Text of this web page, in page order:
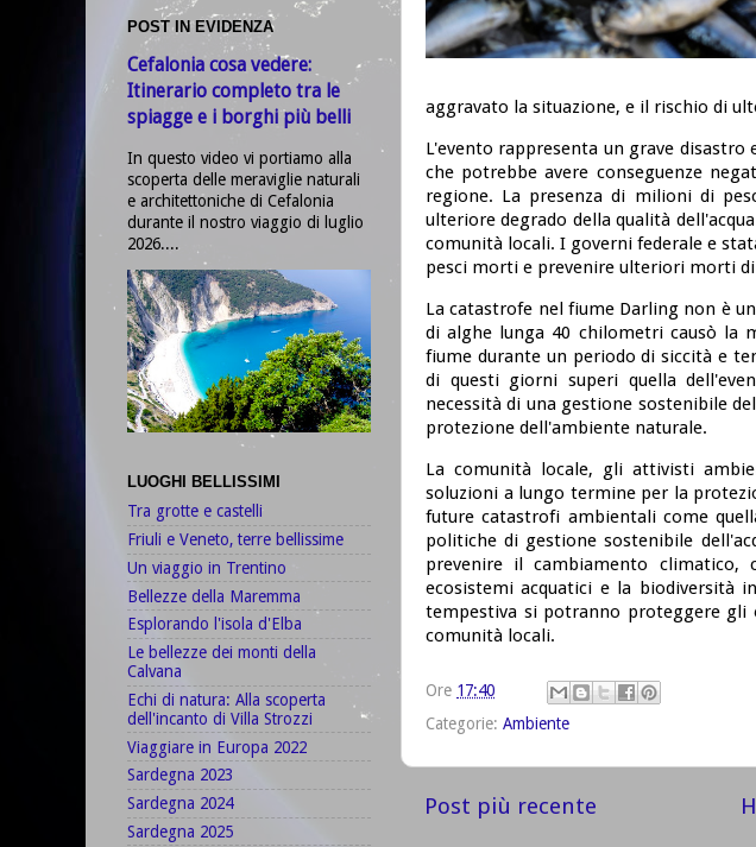
aggravato la situazione, e il rischio di
L'evento rappresenta un grave disastro
che potrebbe avere conseguenze
regione. La presenza di milioni di
ulteriore degrado della qualità
comunità locali. I governi federale e
pesci morti e prevenire ulteriori morti di
La catastrofe nel fiume Darling non è
di alghe lunga 40 chilometri causò la
fiume durante un periodo di siccità e
di questi giorni superi quella
necessità di una gestione sostenibile
protezione dell'ambiente naturale.
La comunità locale, gli attivisti
soluzioni a lungo termine per la
future catastrofi ambientali come
politiche di gestione sostenibile
prevenire il cambiamento climatico,
ecosistemi acquatici e la biodiversità
tempestiva si potranno proteggere gli
comunità locali.
Ore 17:40
Categorie: Ambiente
Post più recente
POST IN EVIDENZA
Cefalonia cosa vedere:
Itinerario completo tra le
spiagge e i borghi più belli
In questo video vi portiamo alla
scoperta delle meraviglie naturali
e architettoniche di Cefalonia
durante il nostro viaggio di luglio
2026....
LUOGHI BELLISSIMI
Tra grotte e castelli
Friuli e Veneto, terre bellissime
Un viaggio in Trentino
Bellezze della Maremma
Esplorando l'isola d'Elba
Le bellezze dei monti della
Calvana
Echi di natura: Alla scoperta
dell'incanto di Villa Strozzi
Viaggiare in Europa 2022
Sardegna 2023
Sardegna 2024
Sardegna 2025